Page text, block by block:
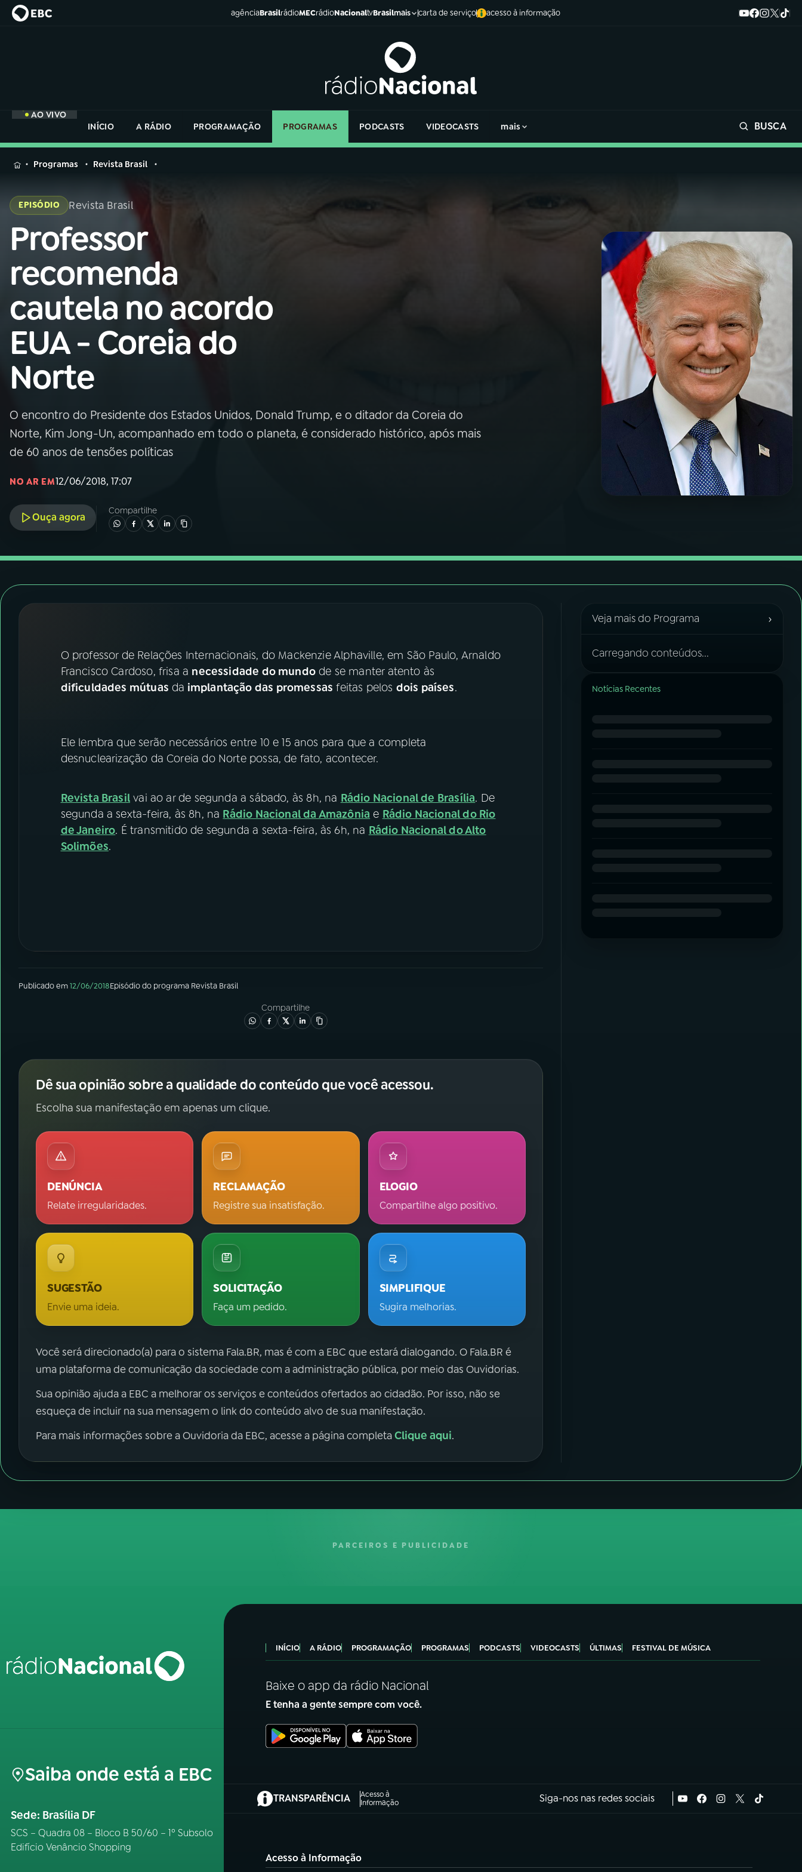
agênciaBrasilrádioMECrádioNacionaltvBrasilmais carta de serviço acesso à informação
AO VIVO
INÍCIO
A RÁDIO PROGRAMAÇÃO PROGRAMAS PODCASTS VIDEOCASTS mais BUSCA
MENU
Buscar
na
Rádio
Nacional
Buscar
01INÍCIO
A RÁDIO
03PROGRAMAÇÃO
04PROGRAMAS
05PODCASTS
ACOMPANHE A RÁDIO NACIONAL
Instagram X
na
Rádio
Programas Revista Brasil
EPISÓDIO Revista Brasil
Professor
recomenda
cautela no acordo
EUA - Coreia do
Norte
O encontro do Presidente dos Estados Unidos, Donald Trump, e o ditador da Coreia do
Norte, Kim Jong-Un, acompanhado em todo o planeta, é considerado histórico, após mais
de 60 anos de tensões políticas
NO AR EM12/06/2018, 17:07
Ouça agora
Compartilhe
O professor de Relações Internacionais, do Mackenzie Alphaville, em São Paulo, Arnaldo
Francisco Cardoso, frisa a necessidade do mundode se manter atento às
dificuldades mútuas da implantação das promessas feitas pelos dois países.
Ele lembra que serão necessários entre 10 e 15 anos para que a completa
desnuclearização da Coreia do Norte possa, de fato, acontecer.
Revista Brasil vai ao ar de segunda a sábado, às 8h, na Rádio Nacional de Brasília. De
segunda a sexta-feira, às 8h, na Rádio Nacional da Amazônia e Rádio Nacional do Rio
de Janeiro. É transmitido de segunda a sexta-feira, às 6h, na Rádio Nacional do Alto
Solimões.
Publicado em12/06/2018Episódiodo programa Revista Brasil
Compartilhe
Dê sua opinião sobre a qualidade do conteúdo que você acessou.
Escolha sua manifestação em apenas um clique.
DENÚNCIA
Relate irregularidades.
RECLAMAÇÃO
Registre sua insatisfação.
ELOGIO
Compartilhe algo positivo.
SUGESTÃO
Envie uma ideia.
SOLICITAÇÃO
Faça um pedido.
SIMPLIFIQUE
Sugira melhorias.
Você será direcionado(a) para o sistema Fala.BR, mas é com a EBC que estará dialogando. O Fala.BR é
uma plataforma de comunicação da sociedade com a administração pública, por meio das Ouvidorias.
Sua opinião ajuda a EBC a melhorar os serviços e conteúdos ofertados ao cidadão. Por isso, não se
esqueça de incluir na sua mensagem o link do conteúdo alvo de sua manifestação.
Para mais informações sobre a Ouvidoria da EBC, acesse a página completaClique aqui.
Veja mais do Programa ›
Carregando conteúdos...
Notícias Recentes
PARCEIROS E PUBLICIDADE
Saiba onde está a EBC
Sede: Brasília DF
SCS – Quadra 08 – Bloco B 50/60 – 1º Subsolo
Edifício Venâncio Shopping
INÍCIO A RÁDIO PROGRAMAÇÃO PROGRAMAS PODCASTS VIDEOCASTS ÚLTIMAS FESTIVAL DE MÚSICA
Baixe o app da rádio Nacional
E tenha a gente sempre com você.
TRANSPARÊNCIA
Acesso à
Informação
(abre em nova aba) Siga-nos nas redes sociais
Acesso à Informação